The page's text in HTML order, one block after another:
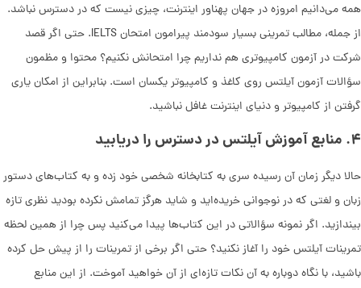
همه ‌می‌دانیم امروزه در جهان پهناور اینترنت، چیزی نیست که در دسترس نباشد.
از جمله، مطالب تمرینی بسیار سودمند پیرامون امتحان IELTS. حتی اگر قصد
شرکت در آزمون کامپیوتری هم نداریم چرا امتحانش نکنیم؟ محتوا و مظمون
سؤالات آزمون آیلتس روی کاغذ و کامپیوتر یکسان است. بنابراین از امکان یاری
گرفتن از کامپیوتر و دنیای اینترنت غافل نباشید.
۴. منابع آموزش آیلتس در دسترس را دریابید
حالا دیگر زمان آن رسیده سری به کتابخانه شخصی خود زده و به کتاب‌های دستور
زبان و لغتی که در نوجوانی خریده‌اید و شاید هرگز تمامش نکرده بودید نظری تازه
بیندازید. اگر نمونه سؤالاتی در این کتاب‌ها پیدا ‌می‌کنید پس چرا از همین لحظه
تمرینات آیلتس خود را آغاز نکنید؟ حتی اگر برخی از تمرینات را از پیش حل کرده
باشید، با نگاه دوباره به آن نکات تازه‌ای از آن خواهید آموخت. از این منابع